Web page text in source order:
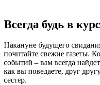
Всегда будь в
Накануне будущего
почитайте свежие газеты.
событий – вам всегда
как вы поведаете, друг
сестер.